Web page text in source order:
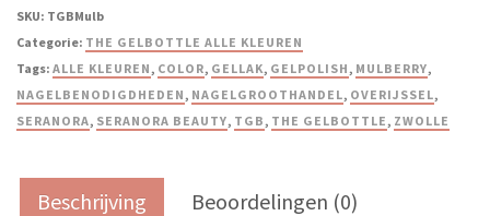
SKU: TGBMulb
Categorie: THE GELBOTTLE ALLE KLEUREN
Tags: ALLE KLEUREN, COLOR, GELLAK, GELPOLISH, MULBERRY,
NAGELBENODIGDHEDEN, NAGELGROOTHANDEL, OVERIJSSEL,
SERANORA, SERANORA BEAUTY, TGB, THE GELBOTTLE, ZWOLLE
Beschrijving
Beoordelingen (0)